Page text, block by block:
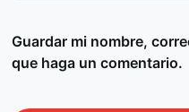
Guardar mi nombre,
que haga un comentario.